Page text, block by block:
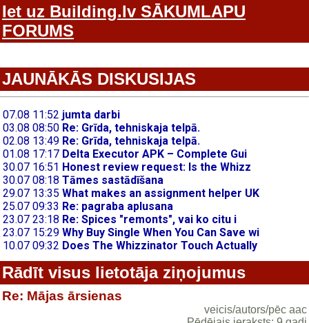
Iet uz Building.lv SĀKUMLAPU
FORUMS
JAUNĀKĀS DISKUSIJAS
Rādīt visus lietotāja ziņojumus
Re: Mājas ārsienas
veicis/autors/pēc aac